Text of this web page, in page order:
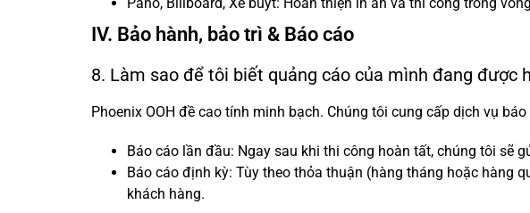
Pano, Billboard, Xe buýt: Hoàn thiện in ấn và thi công trong
IV. Bảo hành, bảo trì & Báo cáo
8. Làm sao để tôi biết quảng cáo của mình đang được
Phoenix OOH đề cao tính minh bạch. Chúng tôi cung cấp dịch vụ
Báo cáo lần đầu: Ngay sau khi thi công hoàn tất, chúng tôi sẽ
Báo cáo định kỳ: Tùy theo thỏa thuận (hàng tháng hoặc hàng
khách hàng.